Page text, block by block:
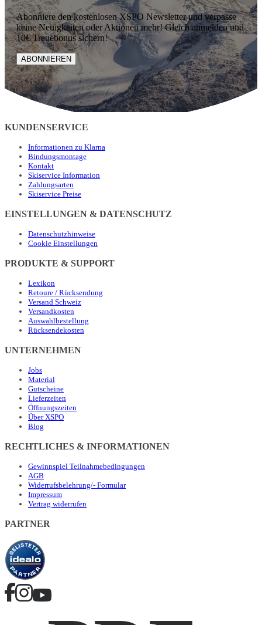
Abonniere den kostenlosen XSPO Newsletter und verpasse
keine Neuigkeiten oder Aktionen mehr! Gleich anmelden und
10€ Treuebonus sichern!
ABONNIEREN
KUNDENSERVICE
Informationen zu Klarna
Bindungsmontage
Kontakt
Skiservice Information
Zahlungsarten
Skiservice Preise
EINSTELLUNGEN & DATENSCHUTZ
Datenschutzhinweise
Cookie Einstellungen
PRODUKTE & SUPPORT
Lexikon
Retoure / Rücksendung
Versand Schweiz
Versandkosten
Auswahlbestellung
Rücksendekosten
UNTERNEHMEN
Jobs
Material
Gutscheine
Lieferzeiten
Öffnungszeiten
Über XSPO
Blog
RECHTLICHES & INFORMATIONEN
Gewinnspiel Teilnahmebedingungen
AGB
Widerrufsbelehrung/- Formular
Impressum
Vertrag widerrufen
PARTNER